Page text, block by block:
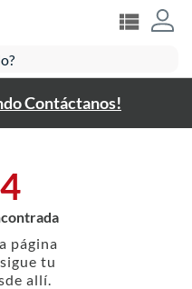
Contáctanos!
página
tu
allí.